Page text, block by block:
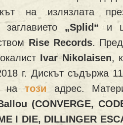
на излязлата
„Splid“ и
Rise Records.
Ivar Nikolaisen,
г. Дискът съдържа
натози адрес.
(CONVERGE,
I DIE, DILLINGER